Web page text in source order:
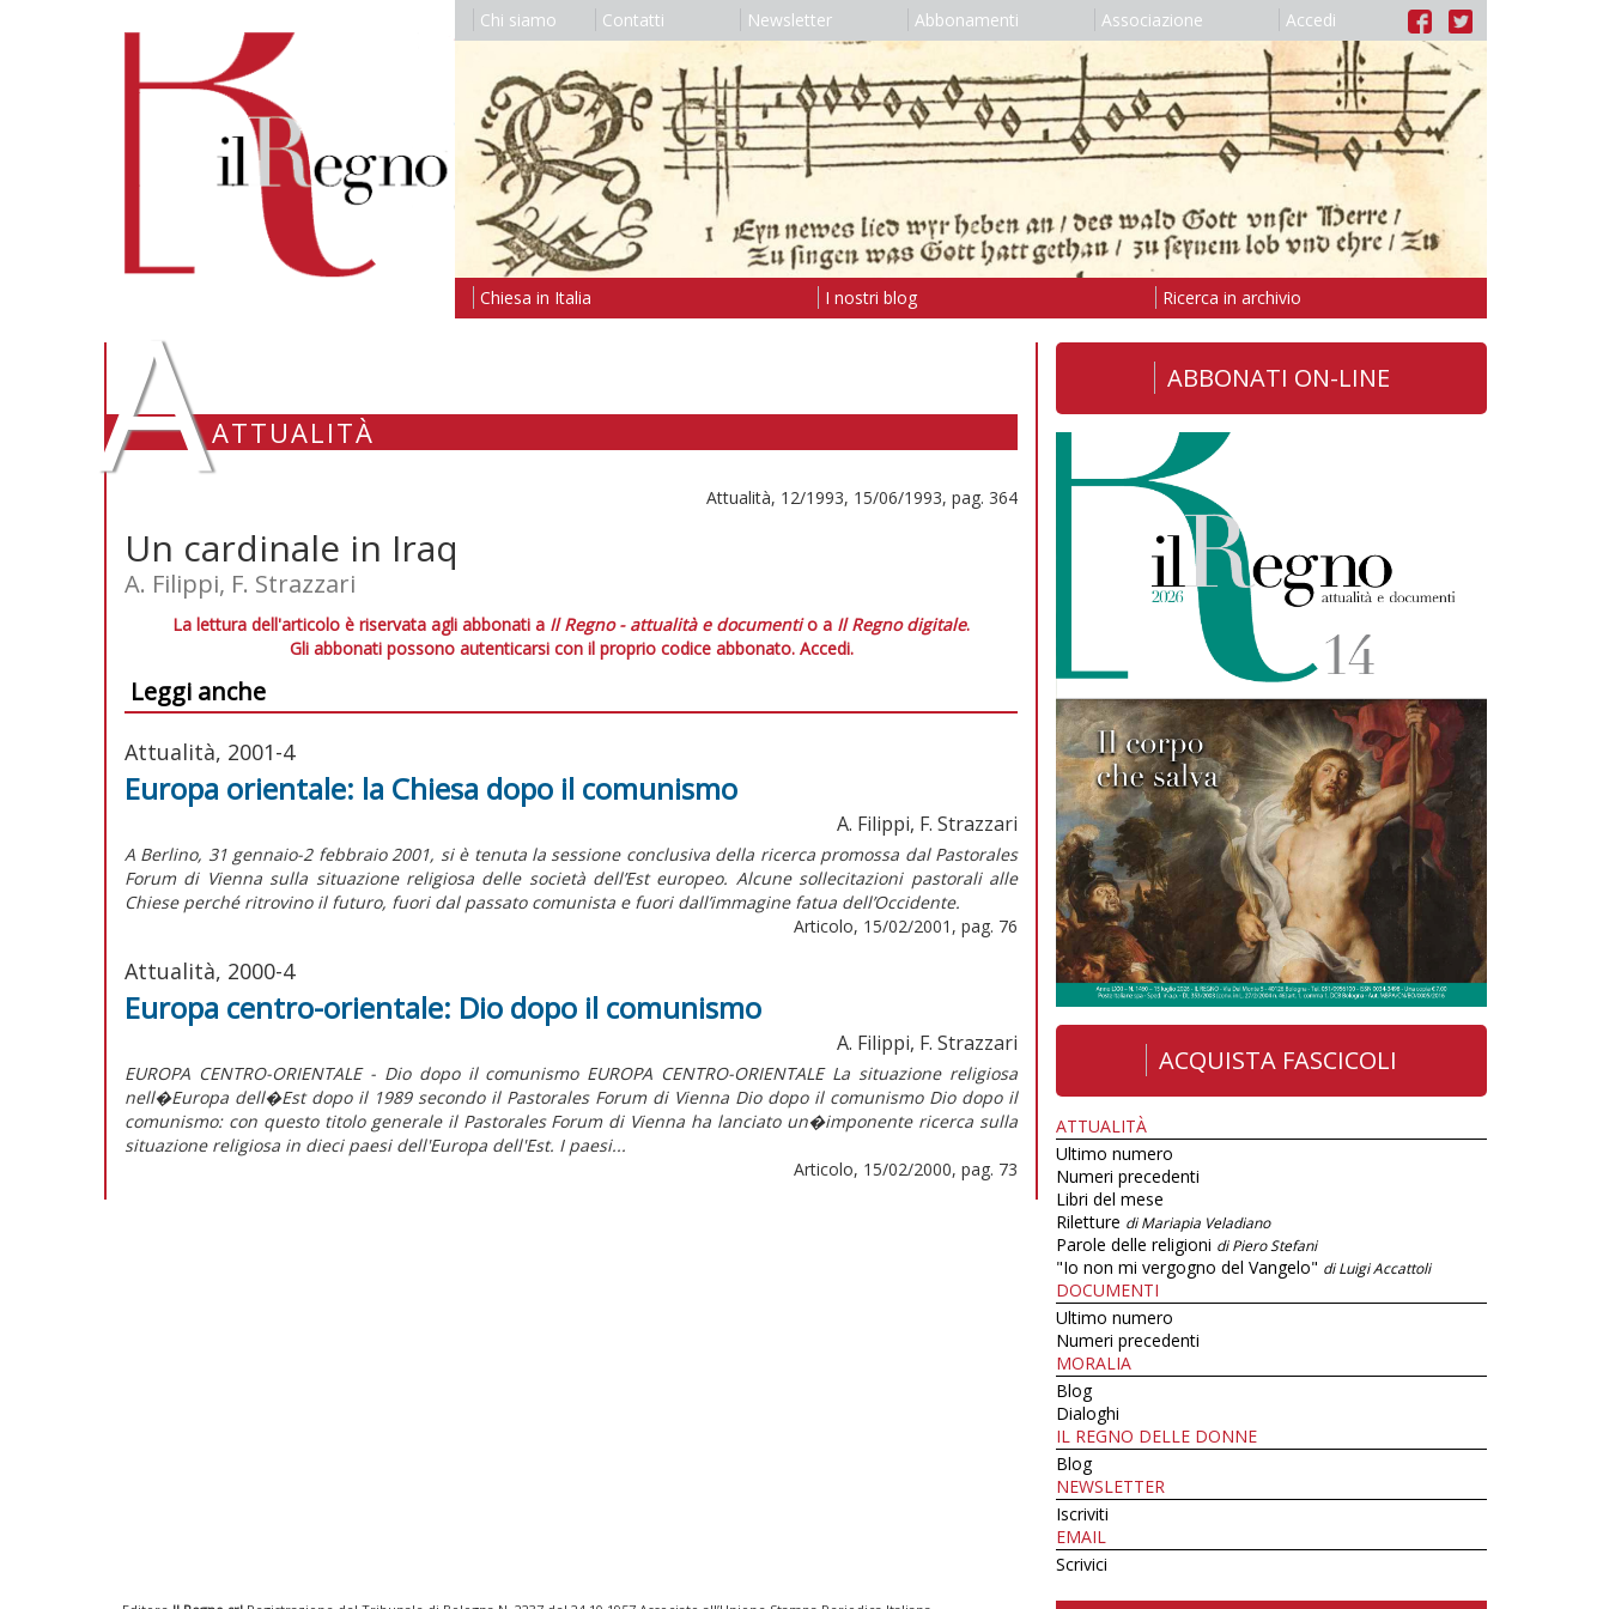
Chi siamo Contatti Newsletter Abbonamenti Associazione Accedi
Chiesa in Italia I nostri blog Ricerca in archivio
AATTUALITÀ
Attualità, 12/1993, 15/06/1993, pag. 364
Un cardinale in Iraq
A. Filippi, F. Strazzari
La lettura dell'articolo è riservata agli abbonati a Il Regno - attualità e documentio a Il Regno digitale.
Gli abbonati possono autenticarsi con il proprio codice abbonato. Accedi.
Leggi anche
Attualità, 2001-4
Europa orientale: la Chiesa dopo il comunismo
A. Filippi, F. Strazzari
A Berlino, 31 gennaio-2 febbraio 2001, si è tenuta la sessione conclusiva della ricerca promossa dal Pastorales
Forum di Vienna sulla situazione religiosa delle società dell’Est europeo. Alcune sollecitazioni pastorali alle
Chiese perché ritrovino il futuro, fuori dal passato comunista e fuori dall’immagine fatua dell’Occidente.
Articolo, 15/02/2001, pag. 76
Attualità, 2000-4
Europa centro-orientale: Dio dopo il comunismo
A. Filippi, F. Strazzari
EUROPA CENTRO-ORIENTALE - Dio dopo il comunismo EUROPA CENTRO-ORIENTALE La situazione religiosa
nell�Europa dell�Est dopo il 1989 secondo il Pastorales Forum di Vienna Dio dopo il comunismo Dio dopo il
comunismo: con questo titolo generale il Pastorales Forum di Vienna ha lanciato un�imponente ricerca sulla
situazione religiosa in dieci paesi dell'Europa dell'Est. I paesi...
Articolo, 15/02/2000, pag. 73
ABBONATI ON-LINE
ACQUISTA FASCICOLI
ATTUALITÀ
Ultimo numero
Numeri precedenti
Libri del mese
Riletture di Mariapia Veladiano
Parole delle religioni di Piero Stefani
"Io non mi vergogno del Vangelo" di Luigi Accattoli
DOCUMENTI
Ultimo numero
Numeri precedenti
MORALIA
Blog
Dialoghi
IL REGNO DELLE DONNE
Blog
NEWSLETTER
Iscriviti
EMAIL
Scrivici